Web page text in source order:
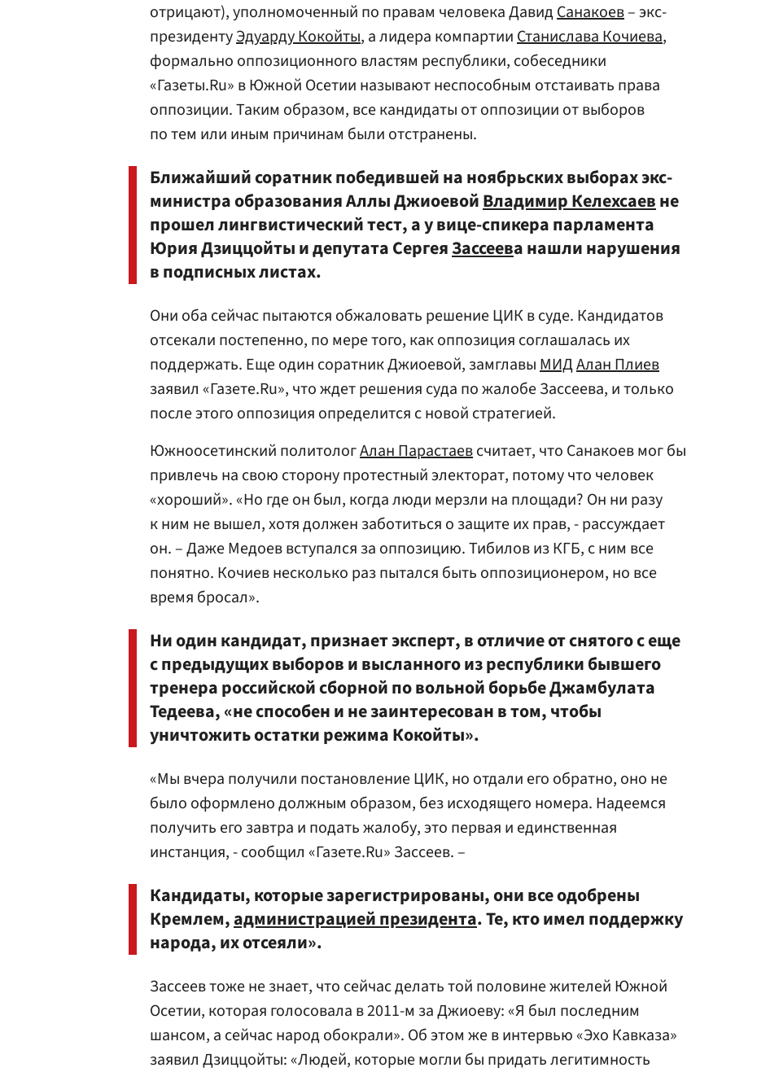
отрицают), уполномоченный по правам человека ДавидСанакоев– экс-
президентуЭдуарду Кокойты, а лидера компартииСтанислава Кочиева,
формально оппозиционного властям республики, собеседники
«Газеты.Ru» в Южной Осетии называют неспособным отстаивать права
оппозиции. Таким образом, все кандидаты от оппозиции от выборов
по тем или иным причинам были отстранены.
Ближайший соратник победившей на ноябрьских выборах экс-
министра образования Аллы ДжиоевойВладимир Келехсаевне
прошел лингвистический тест, а у вице-спикера парламента
Юрия Дзиццойты и депутата СергеяЗассеева нашли нарушения
в подписных листах.
Они оба сейчас пытаются обжаловать решение ЦИК в суде. Кандидатов
отсекали постепенно, по мере того, как оппозиция соглашалась их
поддержать. Еще один соратник Джиоевой, замглавыМИДАлан Плиев
заявил «Газете.Ru», что ждет решения суда по жалобе Зассеева, и только
после этого оппозиция определится с новой стратегией.
Южноосетинский политологАлан Парастаевсчитает, что Санакоев мог бы
привлечь на свою сторону протестный электорат, потому что человек
«хороший». «Но где он был, когда люди мерзли на площади? Он ни разу
к ним не вышел, хотя должен заботиться о защите их прав, - рассуждает
он. – Даже Медоев вступался за оппозицию. Тибилов из КГБ, с ним все
понятно. Кочиев несколько раз пытался быть оппозиционером, но все
время бросал».
Ни один кандидат, признает эксперт, в отличие от снятого с еще
с предыдущих выборов и высланного из республики бывшего
тренера российской сборной по вольной борьбе Джамбулата
Тедеева, «не способен и не заинтересован в том, чтобы
уничтожить остатки режима Кокойты».
«Мы вчера получили постановление ЦИК, но отдали его обратно, оно не
было оформлено должным образом, без исходящего номера. Надеемся
получить его завтра и подать жалобу, это первая и единственная
инстанция, - сообщил «Газете.Ru» Зассеев. –
Кандидаты, которые зарегистрированы, они все одобрены
Кремлем,администрацией президента. Те, кто имел поддержку
народа, их отсеяли».
Зассеев тоже не знает, что сейчас делать той половине жителей Южной
Осетии, которая голосовала в 2011-м за Джиоеву: «Я был последним
шансом, а сейчас народ обокрали». Об этом же в интервью «Эхо Кавказа»
заявил Дзиццойты: «Людей, которые могли бы придать легитимность